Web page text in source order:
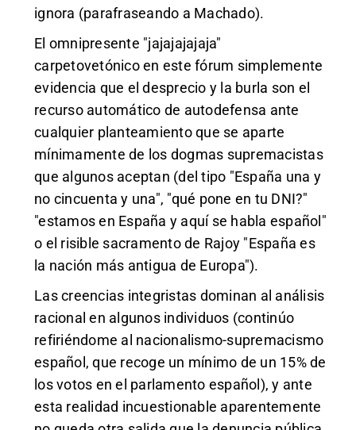
ignora (parafraseando a Machado).
El omnipresente "jajajajajaja"
carpetovetónico en este fórum simplemente
evidencia que el desprecio y la burla son el
recurso automático de autodefensa ante
cualquier planteamiento que se aparte
mínimamente de los dogmas supremacistas
que algunos aceptan (del tipo "España una y
no cincuenta y una", "qué pone en tu DNI?"
"estamos en España y aquí se habla español"
o el risible sacramento de Rajoy "España es
la nación más antigua de Europa").
Las creencias integristas dominan al análisis
racional en algunos individuos (continúo
refiriéndome al nacionalismo-supremacismo
español, que recoge un mínimo de un 15% de
los votos en el parlamento español), y ante
esta realidad incuestionable aparentemente